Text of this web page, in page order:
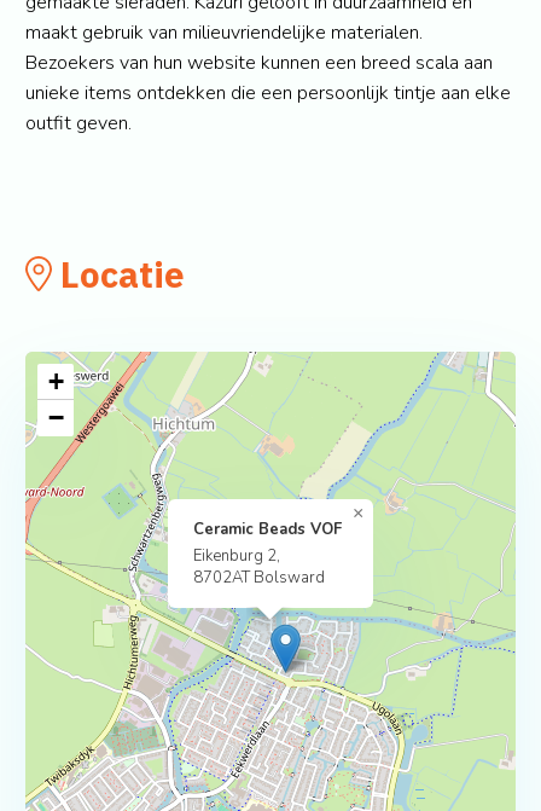
maakt gebruik van milieuvriendelijke materialen.
Bezoekers van hun website kunnen een breed scala aan
unieke items ontdekken die een persoonlijk tintje aan elke
outfit geven.
Locatie
Ceramic Beads VOF
Eikenburg 2,
8702AT Bolsward
×
+
−